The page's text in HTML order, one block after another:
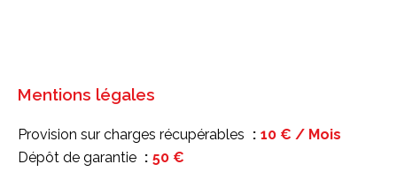
Mentions légales
Provision sur charges récupérables
10 € / Mois
Dépôt de garantie
50 €